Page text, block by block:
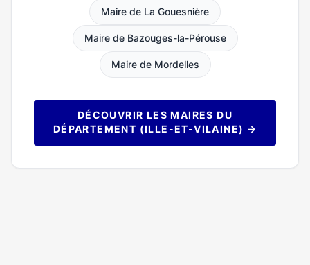
Maire de La Gouesnière
Maire de Bazouges-la-Pérouse
Maire de Mordelles
DÉCOUVRIR LES MAIRES DU
DÉPARTEMENT (ILLE-ET-VILAINE) →